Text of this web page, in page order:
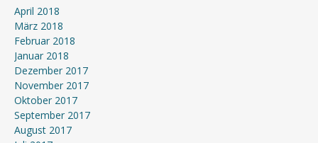
April 2018
März 2018
Februar 2018
Januar 2018
Dezember 2017
November 2017
Oktober 2017
September 2017
August 2017